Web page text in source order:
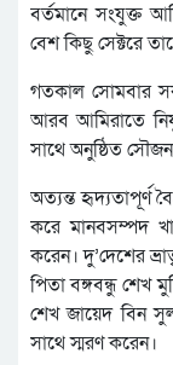
বর্তমানে সংযুক্ত
বেশ কিছু সেক্টরে
গতকাল সোমবার
আরব আমিরাতে
সাথে অনুষ্ঠিত
অত্যন্ত হৃদ্যতাপূর্ণ
করে মানবসম্পদ
করেন। দু’দেশের
পিতা বঙ্গবন্ধু শেখ
শেখ জায়েদ বিন
সাথে স্মরণ করেন।